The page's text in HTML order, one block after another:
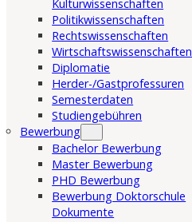
Kulturwissenschaften
Politikwissenschaften
Rechtswissenschaften
Wirtschaftswissenschaften
Diplomatie
Herder-/Gastprofessuren
Semesterdaten
Studiengebühren
Bewerbung
Bachelor Bewerbung
Master Bewerbung
PHD Bewerbung
Bewerbung Doktorschule
Dokumente